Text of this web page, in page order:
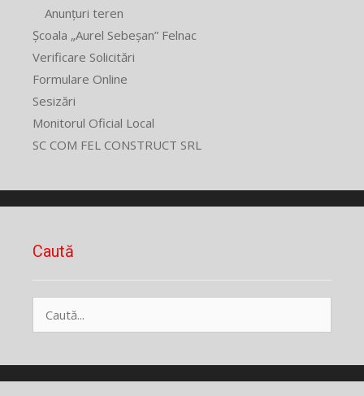
Anunțuri teren
Școala „Aurel Sebeșan” Felnac
Verificare Solicitări
Formulare Online
Sesizări
Monitorul Oficial Local
SC COM FEL CONSTRUCT SRL
Caută
după: